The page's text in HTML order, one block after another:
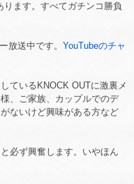
ます。すべてガチンコ勝負
放送中です。 YouTubeのチャ
ているKNOCK OUTに激裏メ
、ご家族、カップルでのデ
ないけど興味がある方など
必ず興奮します。いやほん